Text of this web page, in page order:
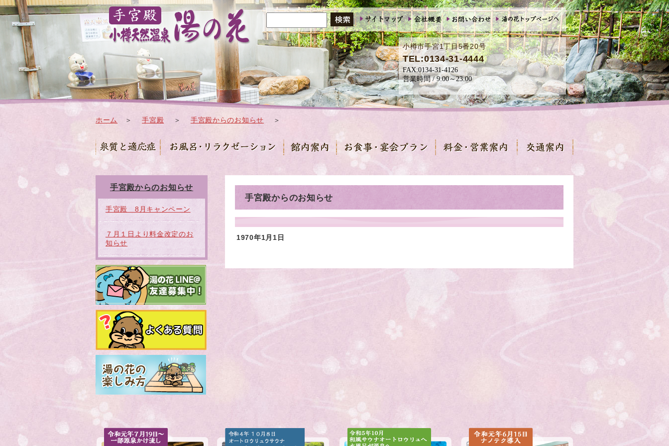
小樽市手宮1丁目5番20号
TEL:0134-31-4444
ホーム ＞手宮殿 ＞ 手宮殿からのお知らせ ＞
手宮殿からのお知らせ
1970年1月1日
手宮殿からのお知らせ
手宮殿 8月キャンペーン
７月１日より料金改定のお
知らせ